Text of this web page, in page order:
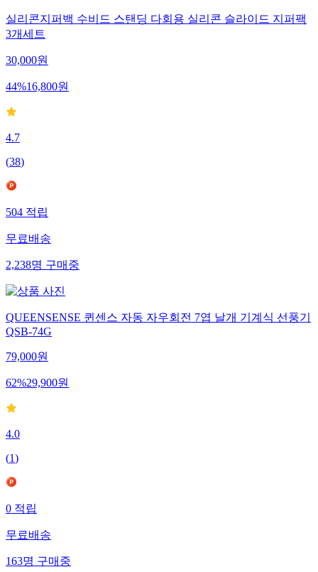
실리콘지퍼백 수비드 스탠딩 다회용 실리콘 슬라이드 지퍼팩
3개세트
30,000원
44%16,800원
4.7
(38)
504 적립
무료배송
2,238명 구매중
QUEENSENSE 퀸센스 자동 자우회전 7엽 날개 기계식 선풍기
QSB-74G
79,000원
62%29,900원
4.0
(1)
0 적립
무료배송
163명 구매중